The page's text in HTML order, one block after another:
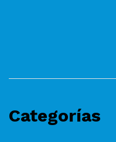
Categorías